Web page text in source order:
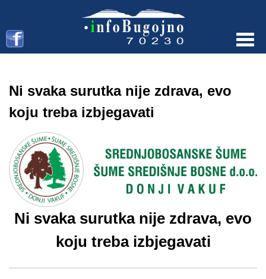
Ni svaka surutka nije zdrava, evo
koju treba izbjegavati
Ni svaka surutka nije zdrava, evo
koju treba izbjegavati